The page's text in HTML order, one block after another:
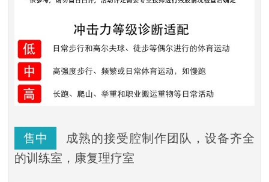
售中
成熟的接受腔制作团队，设备齐全
的训练室，康复理疗室